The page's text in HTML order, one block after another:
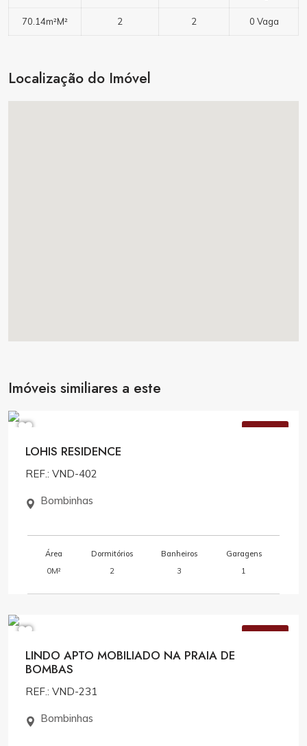
70.14m²M² 2 2 0 Vaga
Localização do Imóvel
Imóveis similiares a este
VENDA
LOHIS RESIDENCE
REF.: VND-402
Bombinhas
Área
0M²
Dormitórios
2
Banheiros
3
Garagens
1
VENDA
LINDO APTO MOBILIADO NA PRAIA DE
BOMBAS
REF.: VND-231
Bombinhas